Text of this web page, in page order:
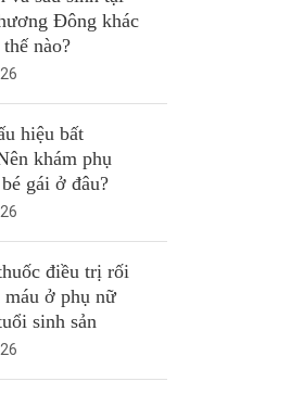
Đông khác
nào?
hiệu bất
khám phụ
gái ở đâu?
điều trị rối
ở phụ nữ
sinh sản